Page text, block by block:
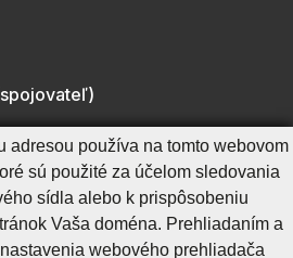
Ochrana osobných údajov
Vyhlásenie o prístupnosti
Správca obsahu
adresou používa na tomto webovom
sú použité za účelom sledovania
sídla alebo k prispôsobeniu
Vaša doména. Prehliadaním a
webového prehliadača